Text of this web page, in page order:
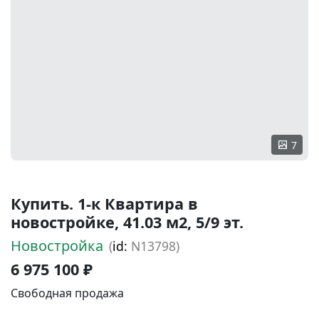
7
Купить. 1-к Квартира в
новостройке, 41.03 м2, 5/9 эт.
Новостройка (id: N13798)
6 975 100 ₽
Свободная продажа